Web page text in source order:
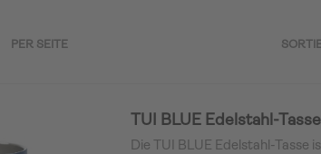
PER SEITE
TUI BLUE Edelstahl-Tasse
Die TUI BLUE Edelstahl-Tasse